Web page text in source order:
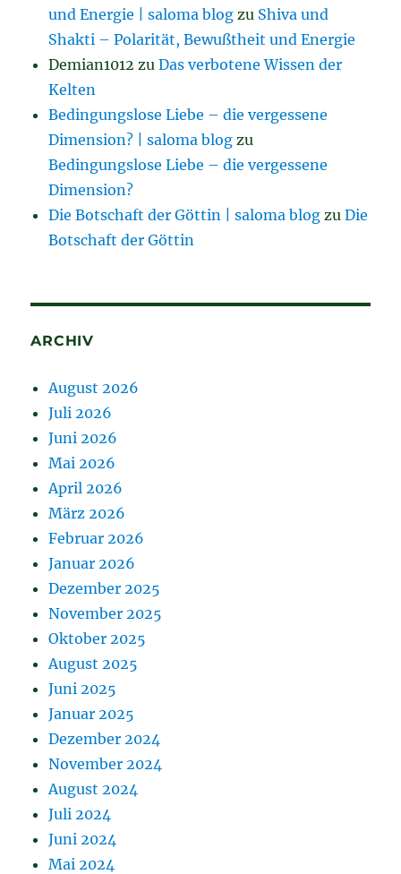
und Energie | saloma blog zu Shiva und
Shakti – Polarität, Bewußtheit und Energie
Demian1012 zuDas verbotene Wissen der
Kelten
Bedingungslose Liebe – die vergessene
Dimension? | saloma blog zu
Bedingungslose Liebe – die vergessene
Dimension?
Die Botschaft der Göttin | saloma blog zuDie
Botschaft der Göttin
ARCHIV
August 2026
Juli 2026
Juni 2026
Mai 2026
April 2026
März 2026
Februar 2026
Januar 2026
Dezember 2025
November 2025
Oktober 2025
August 2025
Juni 2025
Januar 2025
Dezember 2024
November 2024
August 2024
Juli 2024
Juni 2024
Mai 2024